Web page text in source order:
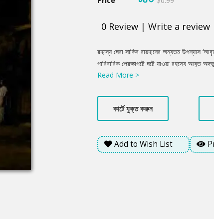
0 Review | Write a review
Product
Summery
রহস্যে ঘেরা সাকিব রায়হানের অন্যতম উপন্যাস
পারিবারিক প্রেক্ষাপটে ঘটে যাওয়া রহস্যে আবৃত
সৌরভের যে প্রেমের নিদর্শন প্রকাশ পেয়েছে তা
Read More >
কার্টে যুক্ত করুন
Add to Wish List